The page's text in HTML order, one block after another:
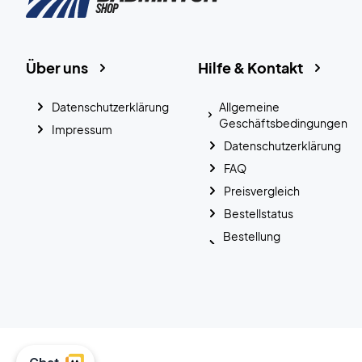
Hilfe & Kontakt
Allgemeine
Geschäftsbedingungen
Datenschutzerklärung
FAQ
Preisvergleich
Bestellstatus
Bestellung
Über uns
Datenschutzerklärung
Impressum